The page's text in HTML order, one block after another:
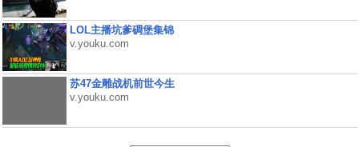
LOL主播坑爹碉堡集锦
v.youku.com
苏47金雕战机前世今生
v.youku.com